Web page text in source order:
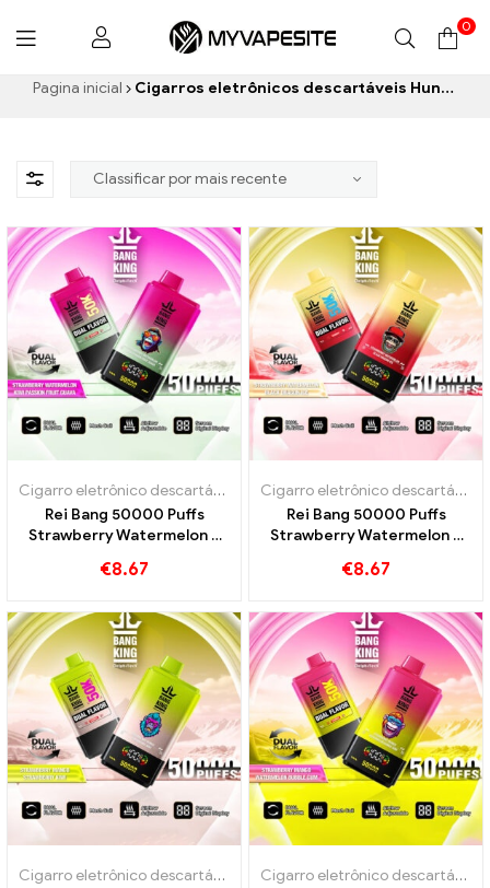
Myvapesite.de
0
Pagina inicial Cigarros eletrônicos descartáveis ​​Hungria
Cigarro eletrônico descartável com nicotina ,Cigarros eletrônicos
Rei Bang 50000 Puffs
Strawberry Watermelon e
Sabores
€8.67
Cigarro eletrônico descartável com nicotina
Rei Bang 50000 Puffs
Strawberry Watermelon e
€8.67
Cigarro eletrônico descartável com nicotina ,Cigarros eletrônicos
Cigarro eletrônico descartável com nicotina